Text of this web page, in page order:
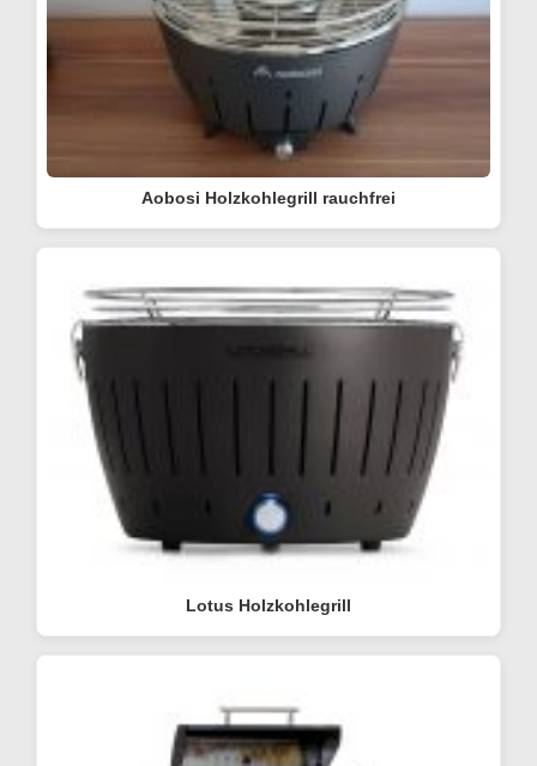
Aobosi Holzkohlegrill rauchfrei
Lotus Holzkohlegrill